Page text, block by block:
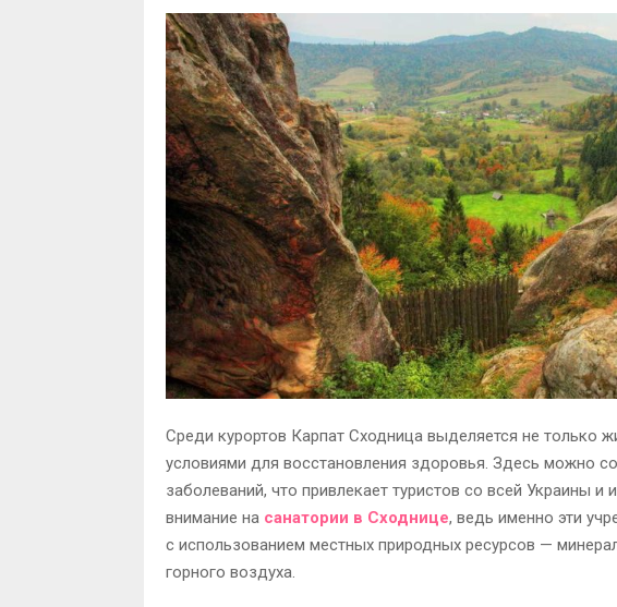
Среди курортов Карпат Сходница выделяется не только
условиями для восстановления здоровья. Здесь можно
заболеваний, что привлекает туристов со всей Украины
внимание на санатории в Сходнице, ведь именно эти
с использованием местных природных ресурсов —
горного воздуха.